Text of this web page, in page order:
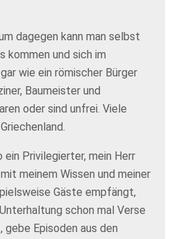
dagegen kann man selbst
kommen und sich im
wie ein römischer Bürger
Baumeister und
oder sind unfrei. Viele
ein Privilegierter, mein Herr
meinem Wissen und meiner
Gäste empfängt,
schon mal Verse
gebe Episoden aus den